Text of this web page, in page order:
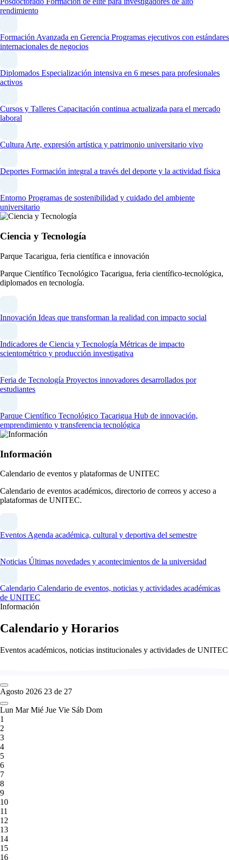
rendimiento
Formación Avanzada en Gerencia Programas ejecutivos con estándares
internacionales de negocios
Diplomados Especialización intensiva en 6 meses para profesionales
activos
Cursos y Talleres Capacitación continua actualizada para el mercado
laboral
CulturaArte, expresión artística y patrimonio universitario vivo
Deportes Formación integral a través del deporte y la actividad física
Entorno Programas de sostenibilidad y cuidado del ambiente
universitario
Ciencia y Tecnología
Parque Tacarigua, feria científica e innovación
Parque Científico Tecnológico Tacarigua, feria científico-tecnológica,
diplomados en tecnología.
Innovación Ideas que transforman la realidad con impacto social
Indicadores de Ciencia y Tecnología Métricas de impacto
scientométrico y producción investigativa
Feria de Tecnología Proyectos innovadores desarrollados por
estudiantes
Parque Científico Tecnológico Tacarigua Hub de innovación,
emprendimiento y transferencia tecnológica
Información
Calendario de eventos y plataformas de UNITEC
Calendario de eventos académicos, directorio de correos y acceso a
plataformas de UNITEC.
Eventos Agenda académica, cultural y deportiva del semestre
Noticias Últimas novedades y acontecimientos de la universidad
Calendario Calendario de eventos, noticias y actividades académicas
de UNITEC
Información
Calendario y Horarios
Eventos académicos, noticias institucionales y actividades de UNITEC
Agosto 2026 23 de 27
Lun Mar Mié Jue Vie Sáb Dom
1
2
3
4
5
6
7
8
9
10
11
12
13
14
15
16